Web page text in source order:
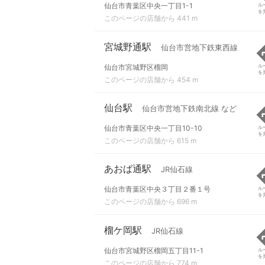
仙台市青葉区中央一丁目1-1
このページの店舗から 441 m
ル
を
宮城野通駅 仙台市営地下鉄東西線
仙台市宮城野区榴岡
このページの店舗から 454 m
ル
を
仙台駅 仙台市営地下鉄南北線 など
仙台市青葉区中央一丁目10-10
このページの店舗から 615 m
ル
を
あおば通駅 JR仙石線
仙台市青葉区中央３丁目２番１号
このページの店舗から 696 m
ル
を
榴ケ岡駅 JR仙石線
仙台市宮城野区榴岡五丁目11-1
このページの店舗から 774 m
ル
を